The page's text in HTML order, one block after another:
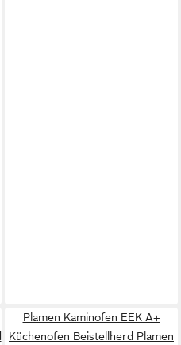
Plamen Kaminofen EEK A+
Küchenofen Beistellherd Plamen